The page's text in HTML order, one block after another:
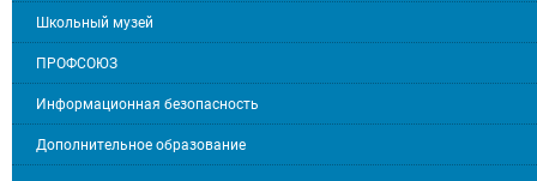
Школьный музей
ПРОФСОЮЗ
Информационная безопасность
Дополнительное образование